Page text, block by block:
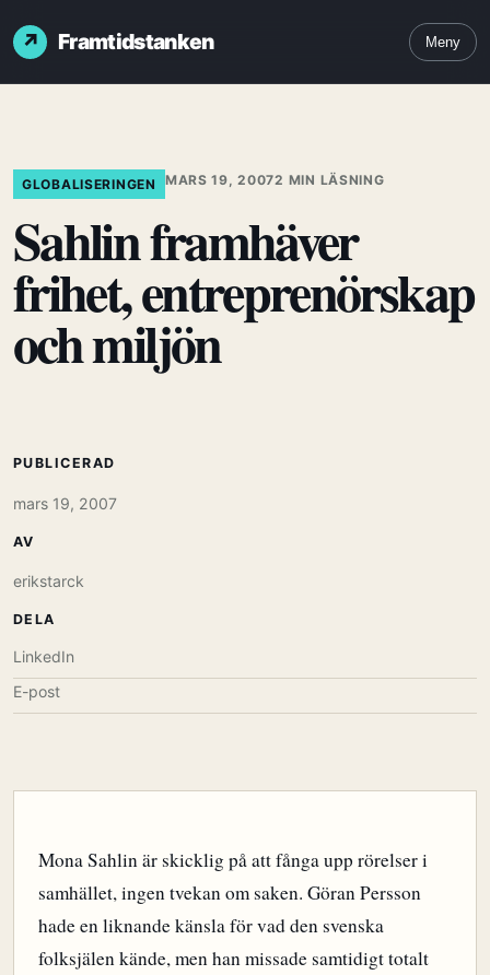
Framtidstanken Meny
GLOBALISERINGEN MARS 19, 20072 MIN LÄSNING
Sahlin framhäver
frihet, entreprenörskap
och miljön
Mona Sahlin är skicklig på att fånga upp rörelser i
samhället, ingen tvekan om saken. Göran Persson
hade en liknande känsla för vad den svenska
folksjälen kände, men han missade samtidigt totalt
PUBLICERAD
mars 19, 2007
AV
erikstarck
DELA
LinkedIn
E-post